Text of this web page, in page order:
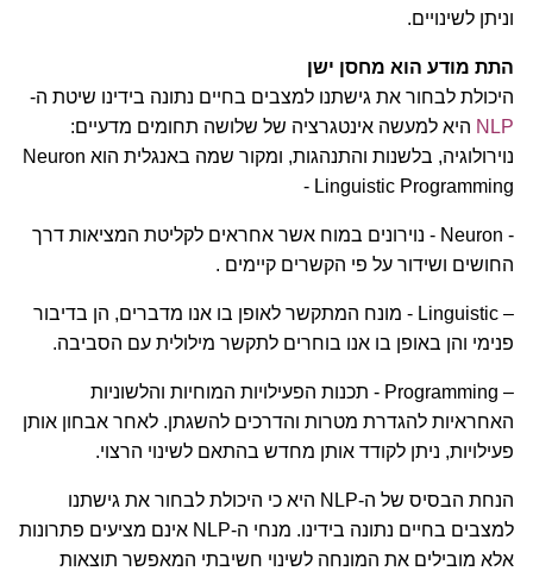
וניתן לשינויים.
התת מודע הוא מחסן ישן
היכולת לבחור את גישתנו למצבים בחיים נתונה בידינו שיטת ה-
NLP היא למעשה אינטגרציה של שלושה תחומים מדעיים:
נוירולוגיה, בלשנות והתנהגות, ומקור שמה באנגלית הוא Neuron
Linguistic Programming -
- Neuron - נוירונים במוח אשר אחראים לקליטת המציאות דרך
החושים ושידור על פי הקשרים קיימים .
– Linguistic - מונח המתקשר לאופן בו אנו מדברים, הן בדיבור
פנימי והן באופן בו אנו בוחרים לתקשר מילולית עם הסביבה.
– Programming - תכנות הפעילויות המוחיות והלשוניות
האחראיות להגדרת מטרות והדרכים להשגתן. לאחר אבחון אותן
פעילויות, ניתן לקודד אותן מחדש בהתאם לשינוי הרצוי.
הנחת הבסיס של ה-NLP היא כי היכולת לבחור את גישתנו
למצבים בחיים נתונה בידינו. מנחי ה-NLP אינם מציעים פתרונות
אלא מובילים את המונחה לשינוי חשיבתי המאפשר תוצאות